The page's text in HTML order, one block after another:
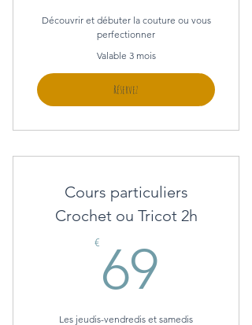
Découvrir et débuter la couture ou vous
perfectionner
Valable 3 mois
Réservez
Cours particuliers
Crochet ou Tricot 2h
€ 69
Les jeudis-vendredis et samedis